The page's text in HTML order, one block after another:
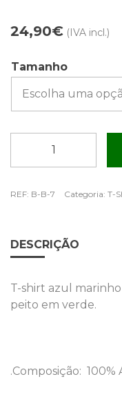
24,90€ (IVA incl.)
Tamanho
shirt
com
patch
do
Monte
REF: B-B-7 Categoria: T-
DESCRIÇÃO
T-shirt azul
peito em verde.
.Composição: 100%